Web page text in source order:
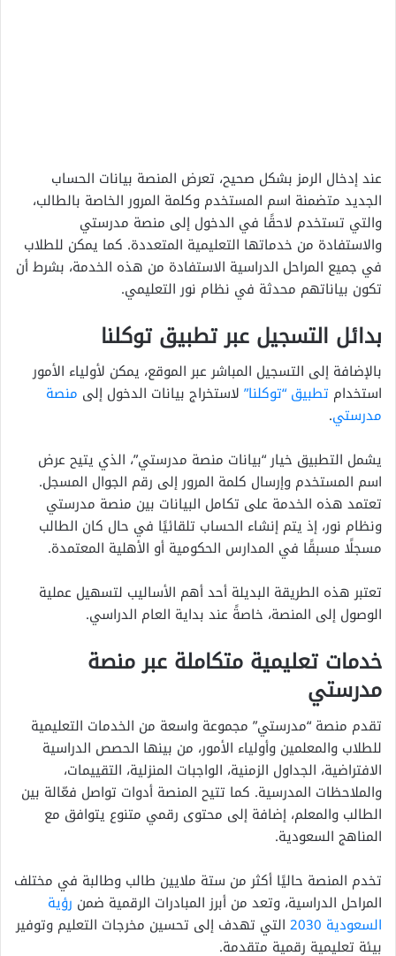
عند إدخال الرمز بشكل صحيح، تعرض المنصة بيانات الحساب
الجديد متضمنة اسم المستخدم وكلمة المرور الخاصة بالطالب،
والتي تستخدم لاحقًا في الدخول إلى منصة مدرستي
والاستفادة من خدماتها التعليمية المتعددة. كما يمكن للطلاب
في جميع المراحل الدراسية الاستفادة من هذه الخدمة، بشرط أن
تكون بياناتهم محدثة في نظام نور التعليمي.
بدائل التسجيل عبر تطبيق توكلنا
بالإضافة إلى التسجيل المباشر عبر الموقع، يمكن لأولياء الأمور
استخدام تطبيق “توكلنا” لاستخراج بيانات الدخول إلى منصة
مدرستي.
يشمل التطبيق خيار “بيانات منصة مدرستي”، الذي يتيح عرض
اسم المستخدم وإرسال كلمة المرور إلى رقم الجوال المسجل.
تعتمد هذه الخدمة على تكامل البيانات بين منصة مدرستي
ونظام نور، إذ يتم إنشاء الحساب تلقائيًا في حال كان الطالب
مسجلًا مسبقًا في المدارس الحكومية أو الأهلية المعتمدة.
تعتبر هذه الطريقة البديلة أحد أهم الأساليب لتسهيل عملية
الوصول إلى المنصة، خاصةً عند بداية العام الدراسي.
خدمات تعليمية متكاملة عبر منصة
مدرستي
تقدم منصة “مدرستي” مجموعة واسعة من الخدمات التعليمية
للطلاب والمعلمين وأولياء الأمور، من بينها الحصص الدراسية
الافتراضية، الجداول الزمنية، الواجبات المنزلية، التقييمات،
والملاحظات المدرسية. كما تتيح المنصة أدوات تواصل فعّالة بين
الطالب والمعلم، إضافة إلى محتوى رقمي متنوع يتوافق مع
المناهج السعودية.
تخدم المنصة حاليًا أكثر من ستة ملايين طالب وطالبة في مختلف
المراحل الدراسية، وتعد من أبرز المبادرات الرقمية ضمن رؤية
السعودية 2030
التي تهدف إلى تحسين مخرجات التعليم وتوفير
بيئة تعليمية رقمية متقدمة.